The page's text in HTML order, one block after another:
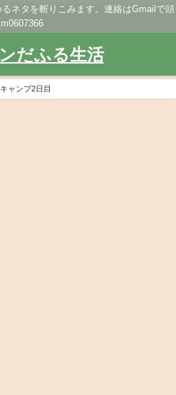
ネタを斬りこみます。連絡はGmailで頭
だふる生活
ャンプ2日目